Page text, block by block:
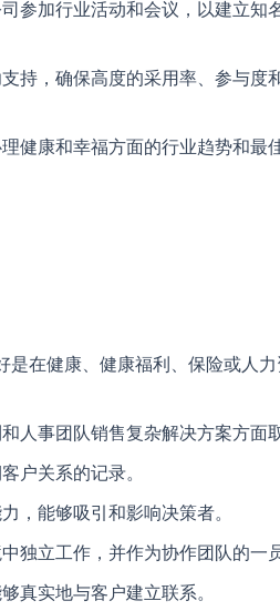
参加行业活动和会议，以建立知
持，确保高度的采用率、参与度
健康和幸福方面的行业趋势和最
是在健康、健康福利、保险或人
人事团队销售复杂解决方案方面
户关系的记录。
，能够吸引和影响决策者。
独立工作，并作为协作团队的一
真实地与客户建立联系。